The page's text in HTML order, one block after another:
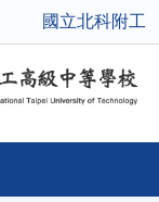
國立北科附工